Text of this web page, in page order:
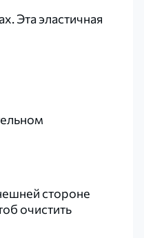
Эта эластичная
стороне
очистить